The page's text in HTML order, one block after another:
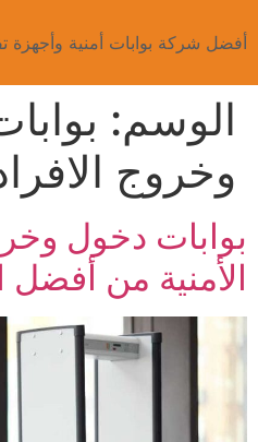
أفضل شركة بوابات أمنية وأجهزة
الوسم:
وخروج
بوابات دخول
الأمنية من